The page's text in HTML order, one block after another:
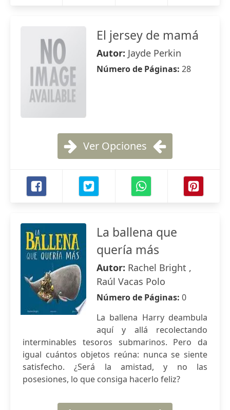
El jersey de mamá
Autor: Jayde Perkin
Número de Páginas: 28
Ver Opciones
La ballena que
quería más
Autor: Rachel Bright ,
Raúl Vacas Polo
Número de Páginas: 0
La ballena Harry deambula
aquí y allá recolectando
interminables tesoros submarinos. Pero da
igual cuántos objetos reúna: nunca se siente
satisfecho. ¿Será la amistad, y no las
posesiones, lo que consiga hacerlo feliz?